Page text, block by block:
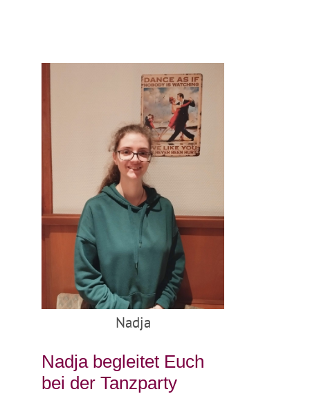
Nadja
Nadja begleitet Euch
bei der Tanzparty